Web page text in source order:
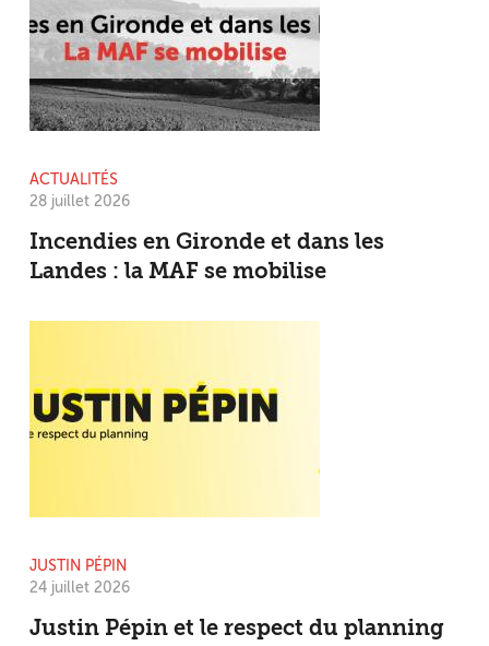
ACTUALITÉS
28 juillet 2026
Incendies en Gironde et dans les
Landes : la MAF se mobilise
JUSTIN PÉPIN
24 juillet 2026
Justin Pépin et le respect du planning